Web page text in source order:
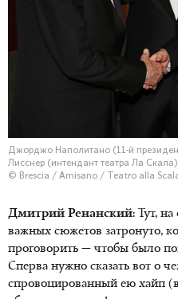
Джорджо Наполитано (11-й
Лисснер (интендант театра Ла
© Brescia / Amisano / Teatro alla
Дмитрий Ренанский: Тут,
важных сюжетов затронуто,
проговорить — чтобы было
Сперва нужно сказать вот о
спровоцированный ею хайп